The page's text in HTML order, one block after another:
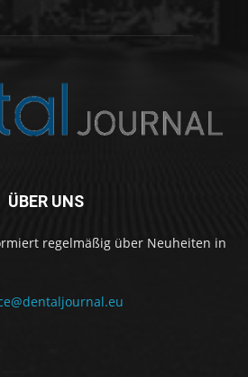
ÜBER UNS
regelmäßig über Neuheiten in